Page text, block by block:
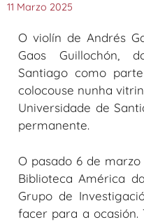
11 Marzo 2025
O violín de Andrés
Gaos Guillochón,
Santiago como
colocouse nunha
Universidade de
permanente.
O pasado 6 de
Biblioteca América
Grupo de
facer para a ocasión.